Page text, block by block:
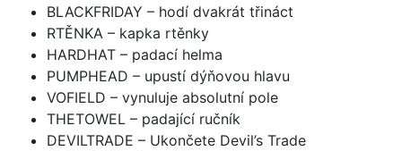
BLACKFRIDAY – hodí dvakrát třináct
RTĚNKA – kapka rtěnky
HARDHAT – padací helma
PUMPHEAD – upustí dýňovou hlavu
VOFIELD – vynuluje absolutní pole
THETOWEL – padající ručník
DEVILTRADE – Ukončete Devil’s Trade